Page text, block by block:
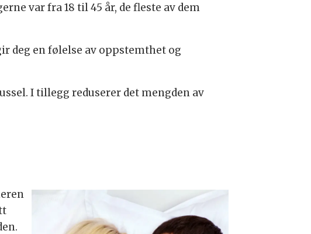
var fra 18 til 45 år, de fleste av dem
deg en følelse av oppstemthet og
I tillegg reduserer det mengden av